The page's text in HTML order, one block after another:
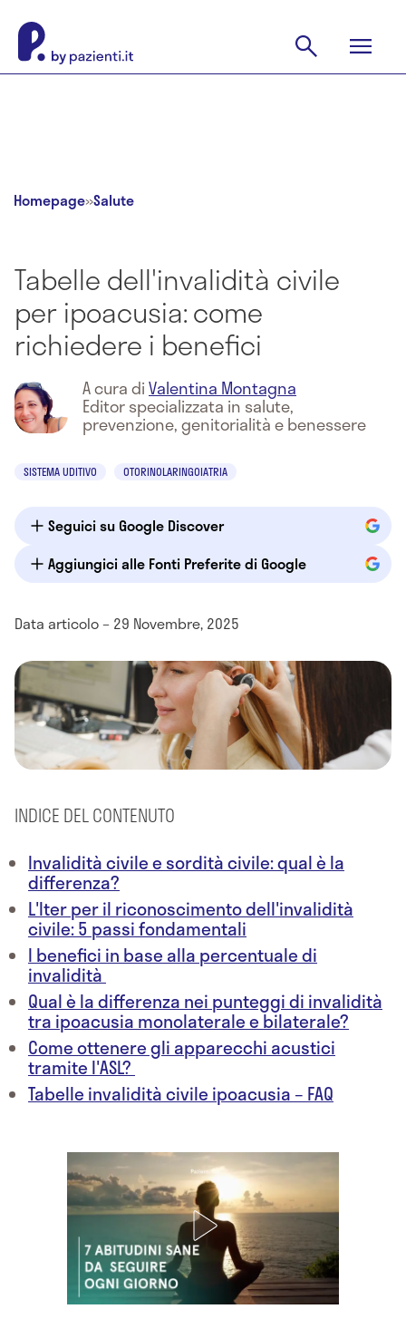
Homepage»Salute
Tabelle dell'invalidità civile
per ipoacusia: come
richiedere i benefici
A cura diValentina Montagna
Editor specializzata in salute,
prevenzione, genitorialità e benessere
SISTEMA UDITIVO OTORINOLARINGOIATRIA
Seguici su Google Discover
Aggiungici alle Fonti Preferite di Google
Data articolo – 29 Novembre, 2025
INDICE DEL CONTENUTO
Invalidità civile e sordità civile: qual è la
differenza?
L'Iter per il riconoscimento dell'invalidità
civile: 5 passi fondamentali
I benefici in base alla percentuale di
invalidità
Qual è la differenza nei punteggi di invalidità
tra ipoacusia monolaterale e bilaterale?
Come ottenere gli apparecchi acustici
tramite l'ASL?
Tabelle invalidità civile ipoacusia – FAQ